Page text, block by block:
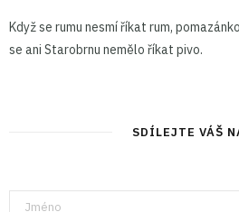
Když se rumu nesmí říkat rum,
se ani Starobrnu nemělo říkat pivo.
SDÍLEJTE VÁŠ